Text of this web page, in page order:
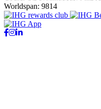
Worldspan: 9814